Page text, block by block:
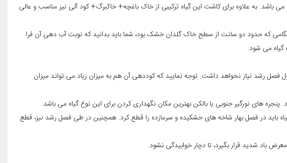
به علاوه برای کاشت این گیاه ترکیبی از خاک باغچه+ خاکبرگ+ کود آلی نیز مناسب و عالی
هنگامی که حدود دو سانت از سطح خاک گلدان خشک بود، شما باید بدانید که نوبت آب دهی آن فرا
می شود.
رشد نیاز نخواهد داشت. توجه نمایید که کوددهی آن هم به میزان زیاد می تواند میزان
های نورگیر جنوبی یا بالکن بهترین مکان نگهداری کردن برای این نوع گیاه می باشد.
در فصل بهار شاخه های خشکیده و سرمازده را قطع کرد. همچنین در طی فصل رشد نیز، قطع
باد شدید قرار بگیرد، تا دچار خوابیدگی نشود.